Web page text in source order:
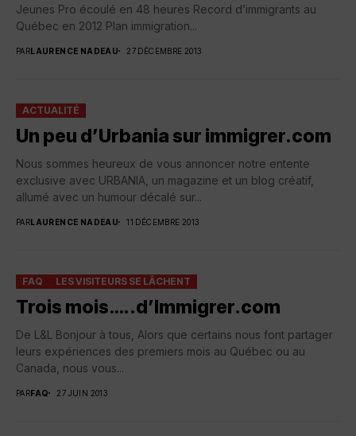
Jeunes Pro écoulé en 48 heures Record d’immigrants au
Québec en 2012 Plan immigration...
PARLAURENCE NADEAU 27 DÉCEMBRE 2013
ACTUALITÉ
Un peu d’Urbania sur immigrer.com
Nous sommes heureux de vous annoncer notre entente
exclusive avec URBANIA, un magazine et un blog créatif,
allumé avec un humour décalé sur...
PARLAURENCE NADEAU 11 DÉCEMBRE 2013
FAQ LES VISITEURS SE LÂCHENT
Trois mois…..d’Immigrer.com
De L&L Bonjour à tous, Alors que certains nous font partager
leurs expériences des premiers mois au Québec ou au
Canada, nous vous...
PARFAQ 27 JUIN 2013